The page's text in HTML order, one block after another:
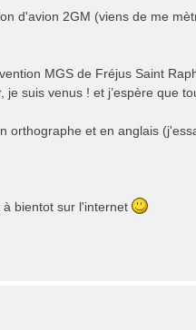
d'avion 2GM (viens de me
MGS de Fréjus Saint
suis venus ! et j’espère que
orthographe et en anglais
bientot sur l'internet